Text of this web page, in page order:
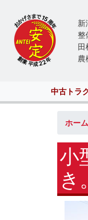
新
整
田
農
Main
中古トラ
ホーム
小
き。